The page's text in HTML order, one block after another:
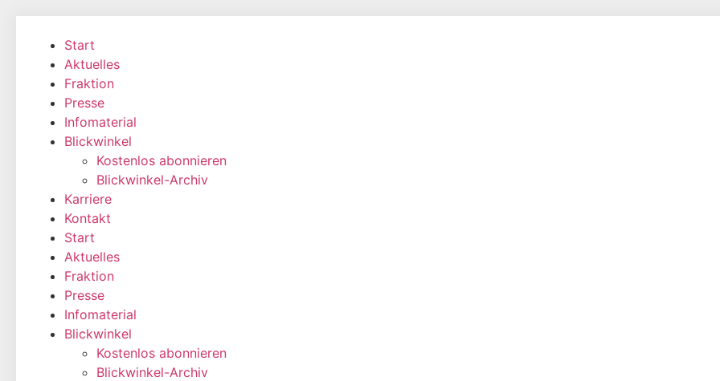
wechseln
Start
Aktuelles
Fraktion
Presse
Infomaterial
Blickwinkel
Kostenlos abonnieren
Blickwinkel-Archiv
Karriere
Kontakt
Start
Aktuelles
Fraktion
Presse
Infomaterial
Blickwinkel
Kostenlos abonnieren
Blickwinkel-Archiv